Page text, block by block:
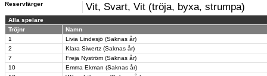
Reservfärger Vit, Svart, Vit (tröja, byxa, strumpa)
Alla spelare
Tröjnr
Namn
1
Livia Lindesjö (Saknas år)
2
Klara Siwertz (Saknas år)
7
Freja Nyström (Saknas år)
10
Emma Ekman (Saknas år)